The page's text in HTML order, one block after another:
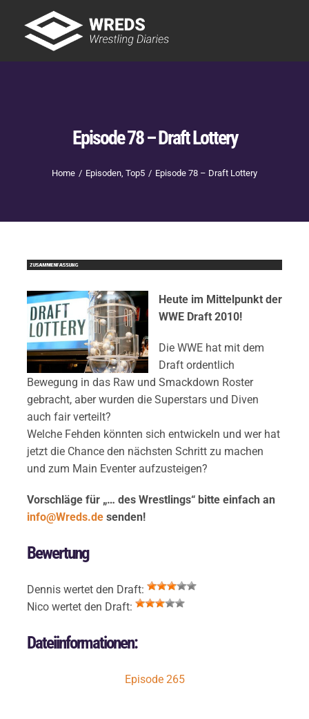
content
Episode 78 – Draft Lottery
Home Episoden Top5 Episode 78 – Draft Lottery
Heute im Mittelpunkt der
WWE Draft 2010!
Die WWE hat mit dem
Draft ordentlich
Bewegung in das Raw und Smackdown Roster
gebracht, aber wurden die Superstars und Diven
auch fair verteilt?
Welche Fehden könnten sich entwickeln und wer hat
jetzt die Chance den nächsten Schritt zu machen
und zum Main Eventer aufzusteigen?
Vorschläge für „… des Wrestlings“ bitte einfach an
info@Wreds.desenden!
Bewertung
Dennis wertet den Draft:
Nico wertet den Draft:
Dateiinformationen:
Episode 265